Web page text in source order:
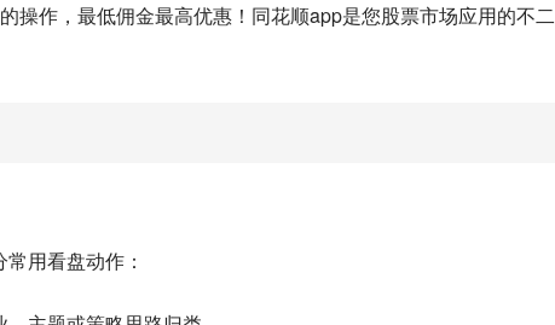
操作，最低佣金最高优惠！同花顺app是您股票市场应用的不二
用看盘动作：